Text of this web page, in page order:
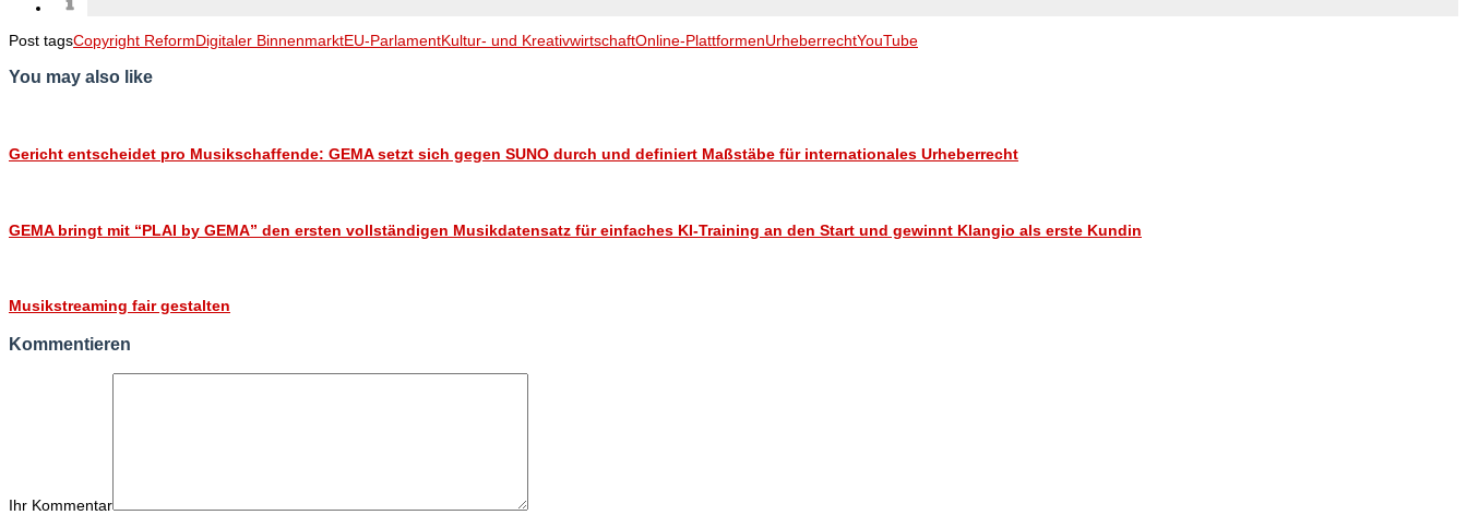
Post tagsCopyright ReformDigitaler BinnenmarktEU-ParlamentKultur- und KreativwirtschaftOnline-PlattformenUrheberrechtYouTube
You may also like
Gericht entscheidet pro Musikschaffende: GEMA setzt sich gegen SUNO durch und definiert Maßstäbe für internationales Urheberrecht
GEMA bringt mit “PLAI by GEMA” den ersten vollständigen Musikdatensatz für einfaches KI-Training an den Start und gewinnt Klangio als erste Kundin
Musikstreaming fair gestalten
Kommentieren
Ihr Kommentar